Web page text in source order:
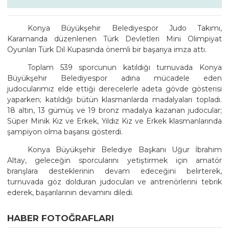
Konya Büyükşehir Belediyespor Judo Takımı,
Karamanda düzenlenen Türk Devletleri Mini Olimpiyat
Oyunları Türk Dil Kupasında önemli bir başarıya imza attı.
Toplam 539 sporcunun katıldığı turnuvada Konya
Büyükşehir Belediyespor adına mücadele eden
judocularımız elde ettiği derecelerle adeta gövde gösterisi
yaparken; katıldığı bütün klasmanlarda madalyaları topladı.
18 altın, 13 gümüş ve 19 bronz madalya kazanan judocular;
Süper Minik Kız ve Erkek, Yıldız Kız ve Erkek klasmanlarında
şampiyon olma başarısı gösterdi.
Konya Büyükşehir Belediye Başkanı Uğur İbrahim
Altay, geleceğin sporcularını yetiştirmek için amatör
branşlara desteklerinin devam edeceğini belirterek,
turnuvada göz dolduran judocuları ve antrenörlerini tebrik
ederek, başarılarının devamını diledi.
HABER FOTOĞRAFLARI